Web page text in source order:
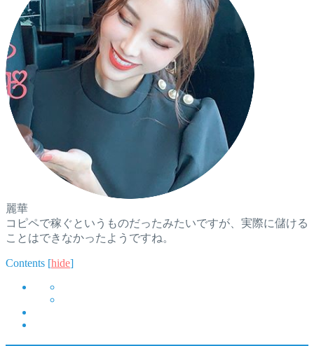
麗華
コピペで稼ぐというものだったみたいですが、実際に儲ける
ことはできなかったようですね。
Contents [hide]